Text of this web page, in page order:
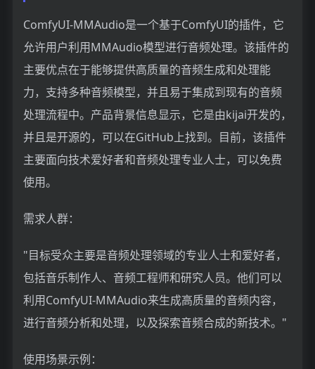
ComfyUI-MMAudio是一个基于ComfyUI的插件，它
允许用户利用MMAudio模型进行音频处理。该插件的
主要优点在于能够提供高质量的音频生成和处理能
力，支持多种音频模型，并且易于集成到现有的音频
处理流程中。产品背景信息显示，它是由kijai开发的，
并且是开源的，可以在GitHub上找到。目前，该插件
主要面向技术爱好者和音频处理专业人士，可以免费
使用。
需求人群：
"目标受众主要是音频处理领域的专业人士和爱好者，
包括音乐制作人、音频工程师和研究人员。他们可以
利用ComfyUI-MMAudio来生成高质量的音频内容，
进行音频分析和处理，以及探索音频合成的新技术。"
使用场景示例：